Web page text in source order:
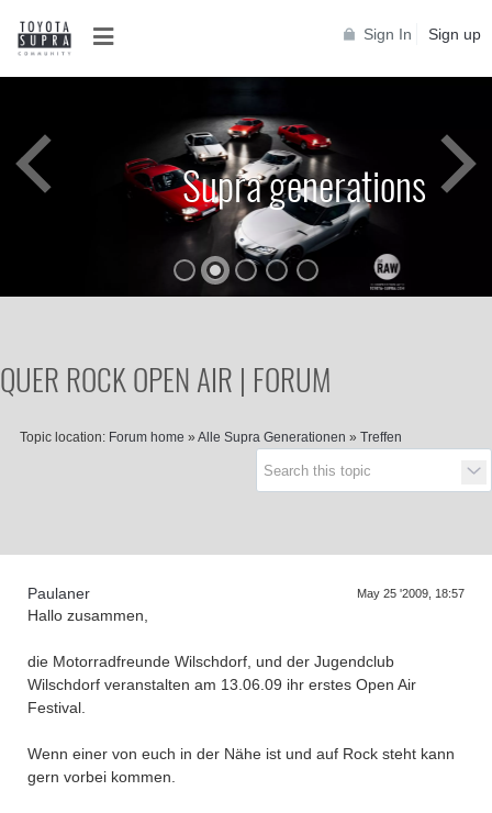
Sign In Sign up
Supra generations
Supra generations
QUER ROCK OPEN AIR | FORUM
Topic location: Forum home » Alle Supra Generationen » Treffen
Paulaner May 25 '2009, 18:57
Hallo zusammen,
die Motorradfreunde Wilschdorf, und der Jugendclub
Wilschdorf veranstalten am 13.06.09 ihr erstes Open Air
Festival.
Wenn einer von euch in der Nähe ist und auf Rock steht kann
gern vorbei kommen.